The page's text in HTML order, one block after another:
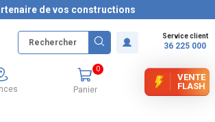
de vos constructions
Service client
36 225 000
Panier
0
VENTE
FLASH